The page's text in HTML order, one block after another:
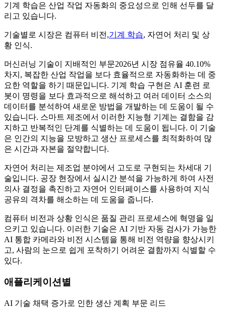
기계 학습은 산업 작업 자동화의 중요성으로 인해 선두를 달
리고 있습니다.
기술별로 시장은 컴퓨터 비전,기계 학습, 자연어 처리 및 상
황 인식.
머신러닝 기술이 지배적인 부문2026년 시장 점유율 40.10%
차지 , 복잡한 산업 작업을 보다 효율적으로 자동화하는 데 중
요한 역할을 하기 때문입니다. 기계 학습 구현은 AI 훈련 로
봇이 명령을 보다 효과적으로 해석하고 여러 데이터 소스의
데이터를 분석하여 새로운 방법을 개발하는 데 도움이 될 수
있습니다. 스마트 제조에서 이러한 지능형 기계는 결함을 감
지하고 반복적인 단계를 식별하는 데 도움이 됩니다. 이 기술
은 인간의 지능을 모방하고 생산 프로세스를 최적화하여 많
은 시간과 자본을 절약합니다.
자연어 처리는 제조업 분야에서 고도로 구현되는 차세대 기
술입니다. 공장 현장에서 실시간 분석을 가능하게 하여 사전
의사 결정을 촉진하고 자연어 인터페이스를 사용하여 지식
공유의 격차를 해소하는 데 도움을 줍니다.
컴퓨터 비전과 상황 인식은 품질 관리 프로세스에 혁명을 일
으키고 있습니다. 이러한 기술은 AI 기반 자동 검사가 가능한
AI 통합 카메라와 비전 시스템을 통해 비전 역량을 향상시키
고, 사람의 눈으로 쉽게 포착하기 어려운 결함까지 식별할 수
있다.
애플리케이션별
AI 기술 채택 증가로 인한 생산 계획 부문 리드